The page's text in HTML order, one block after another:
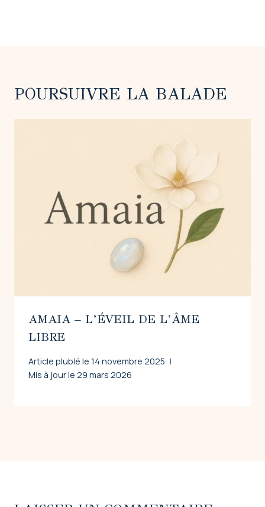
POURSUIVRE LA BALADE
AMAIA – L’ÉVEIL DE L’ÂME
LIBRE
Article plublé le 14 novembre 2025
Mis à jour le 29 mars 2026